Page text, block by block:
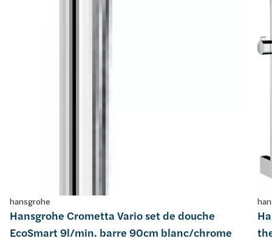
hansgrohe
Hansgrohe Crometta Vario set de douche
EcoSmart 9l/min. barre 90cm blanc/chrome